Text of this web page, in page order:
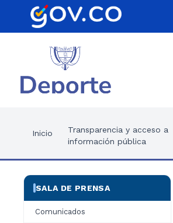
Inicio
Transparencia y acceso a
información pública
SALA DE PRENSA
Comunicados